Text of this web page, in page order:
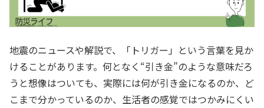
地震のニュースや解説で、「トリガー」という言葉を見か
けることがあります。何となく“引き金”のような意味だろ
うと想像はついても、実際には何が引き金になるのか、ど
こまで分かっているのか、生活者の感覚ではつかみにくい